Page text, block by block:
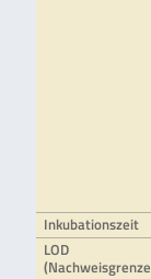
Inkubationszeit
LOD